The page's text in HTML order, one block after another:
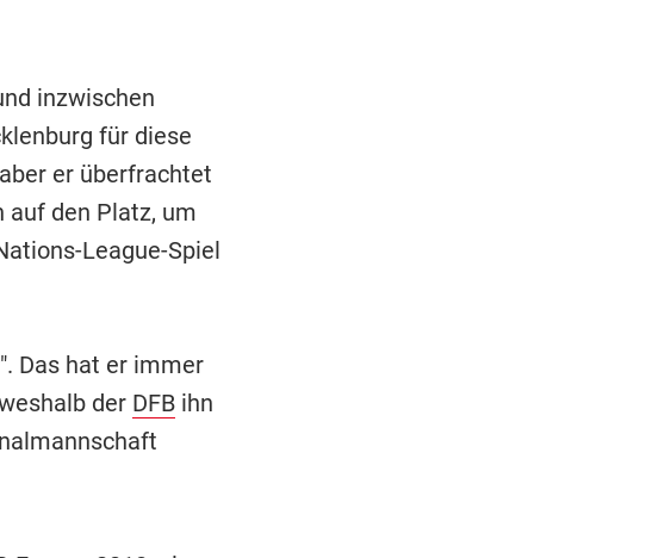
inzwischen
für diese
er überfrachtet
auf den Platz, um
League-Spiel
Das hat er immer
der DFBihn